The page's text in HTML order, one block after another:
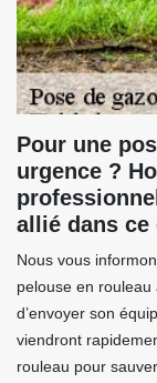
Pour une
urgence ?
allié dans ce
Nous vous
pelouse en
d’envoyer son
viendront
rouleau pour